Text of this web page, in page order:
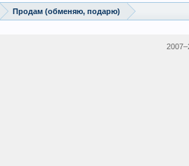
Продам (обменяю, подарю)
2007–